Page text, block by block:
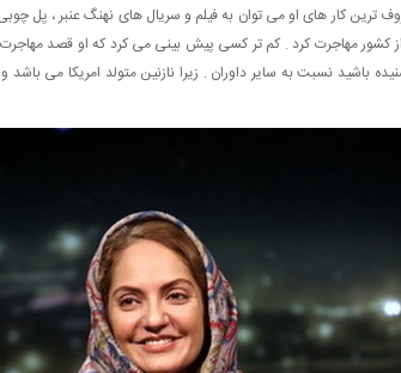
ترین کار های او می توان به فیلم و سریال های نهنگ عنبر ، پل
از کشور مهاجرت کرد . کم تر کسی پیش بینی می کرد که او قصد
باشید نسبت به سایر داوران . زیرا نازنین متولد امریکا می